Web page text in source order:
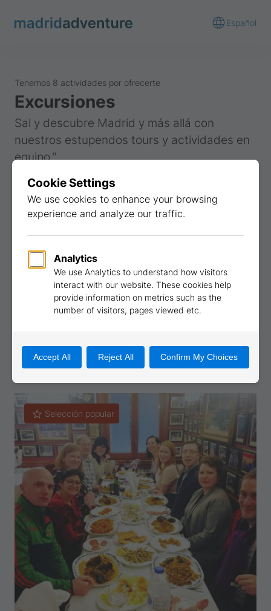
Español
Tenemos 8 actividades por ofrecerte
Excursiones
Sal y descubre Madrid y más allá con
nuestros estupendos tours y actividades en
equipo.".
GPS Búsqueda del Tesoro
Selección popular